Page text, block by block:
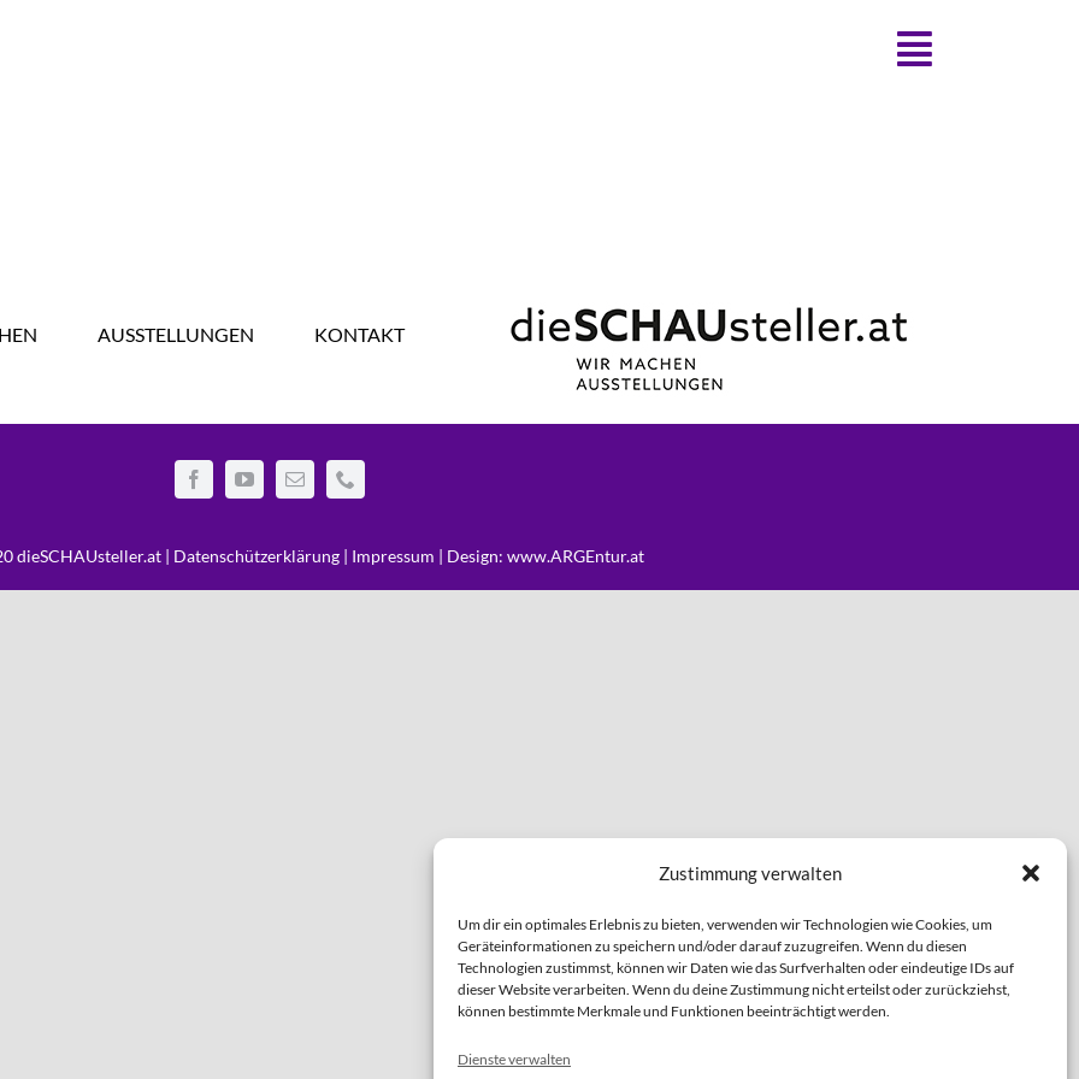
Zustimmung verwalten
Um dir ein optimales Erlebnis zu bieten, verwenden wir Technologien wie Cookies, um
Geräteinformationen zu speichern und/oder darauf zuzugreifen. Wenn du diesen
Technologien zustimmst, können wir Daten wie das Surfverhalten oder eindeutige IDs auf
dieser Website verarbeiten. Wenn du deine Zustimmung nicht erteilst oder zurückziehst,
können bestimmte Merkmale und Funktionen beeinträchtigt werden.
Dienste verwalten
AUSSTELLUNGEN KONTAKT
dieSCHAUsteller.at | Datenschützerklärung | Impressum | Design: www.ARGEntur.at